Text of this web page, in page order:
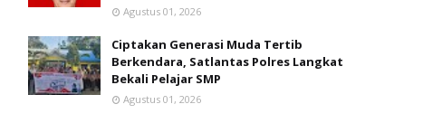
Agustus 01, 2026
Ciptakan Generasi Muda Tertib
Berkendara, Satlantas Polres Langkat
Bekali Pelajar SMP
Agustus 01, 2026